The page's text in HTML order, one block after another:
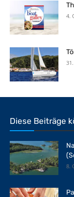
4.
Diese Beiträge
8.